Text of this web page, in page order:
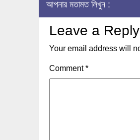
আপনার মতামত লিখুন :
Leave a Reply
Your email address will
Comment*